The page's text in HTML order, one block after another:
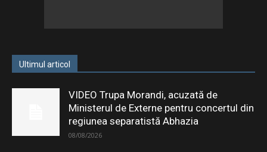
Ultimul articol
VIDEO Trupa Morandi, acuzată de
Ministerul de Externe pentru concertul din
regiunea separatistă Abhazia
08/08/2026